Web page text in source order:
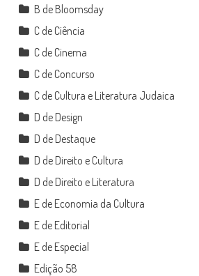
B de Bloomsday
C de Ciência
C de Cinema
C de Concurso
C de Cultura e Literatura Judaica
D de Design
D de Destaque
D de Direito e Cultura
D de Direito e Literatura
E de Economia da Cultura
E de Editorial
E de Especial
Edição 58